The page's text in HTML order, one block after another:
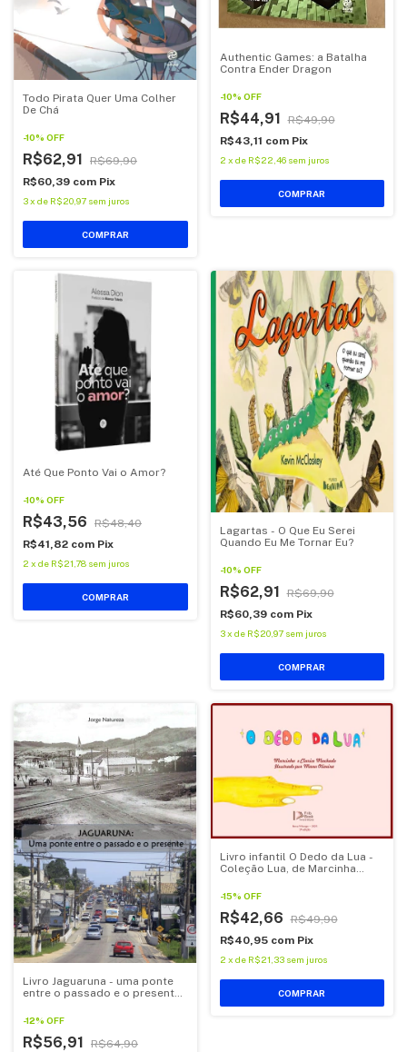
Todo Pirata Quer Uma Colher
De Chá
-10% OFF
R$62,91
R$69,90
R$60,39 com Pix
3x de R$20,97 sem juros
COMPRAR
Authentic Games: a Batalha
Contra Ender Dragon
-10% OFF
R$44,91
R$49,90
R$43,11 com Pix
2 x de R$22,46 sem juros
COMPRAR
Até Que Ponto Vai o Amor?
-10% OFF
R$43,56
R$48,40
R$41,82 com Pix
2 x de R$21,78 sem juros
COMPRAR
Lagartas - O Que Eu Serei
Quando Eu Me Tornar Eu?
-10% OFF
R$62,91
R$69,90
R$60,39 com Pix
3 x de R$20,97 sem juros
COMPRAR
Livro Jaguaruna - uma ponte
entre o passado e o presente,
-12% OFF
R$56,91
R$64,90
Livro infantil O Dedo da Lua -
Coleção Lua, de Marcinha
-15% OFF
R$42,66
R$49,90
R$40,95 com Pix
2 x de R$21,33 sem juros